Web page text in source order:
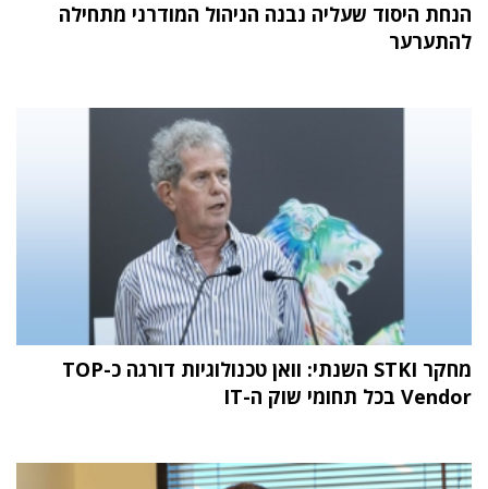
הנחת היסוד שעליה נבנה הניהול המודרני מתחילה
להתערער
מחקר STKI השנתי: וואן טכנולוגיות דורגה כ-TOP
Vendor בכל תחומי שוק ה-IT